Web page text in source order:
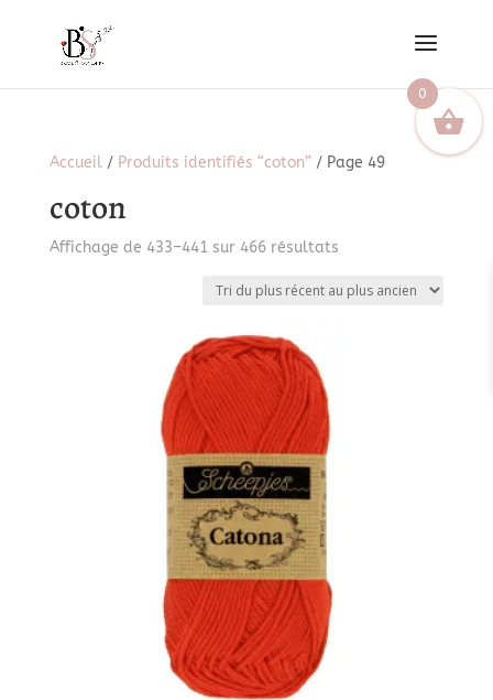
Accueil/ Produits identifiés “coton” / Page 49
coton
Affichage de 433–441 sur 466 résultatsTrié
plus
0